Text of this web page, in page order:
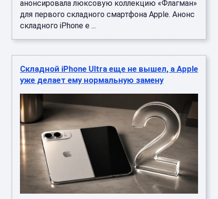
анонсировала люксовую коллекцию «Флагман»
для первого складного смартфона Apple. Анонс
складного iPhone е ...
Складной iPhone Ultra еще не вышел, а Apple
уже делает ему нормальную замену